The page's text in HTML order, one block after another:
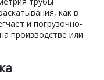
как в
и погрузочно-
производстве или